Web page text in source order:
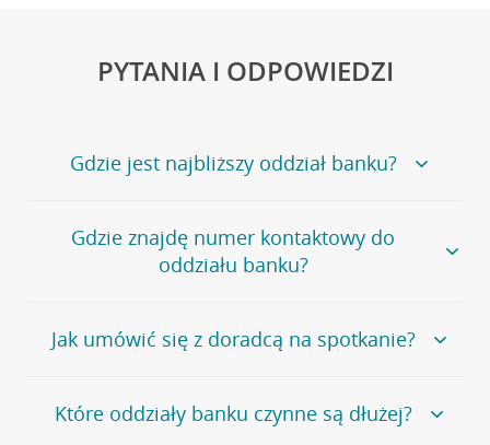
PYTANIA I ODPOWIEDZI
Gdzie jest najbliższy oddział banku?
Jeśli szukasz oddziału naszego banku, zapraszamy na
stronęPlacówki i bankomaty, na której znajduje się
wygodna wyszukiwarka.
oddziałów
Gdzie znajdę numer kontaktowy do
oddziału banku?
Bank Credit Agricole nie udostępnia ogólnego numeru
telefonu do placówki bankowej.
umówienia się z doradcą w placówce bankowej .
Jak umówić się z doradcą na spotkanie?
Jeśli jesteś już naszym
klientemmożeszsamodzielnieumówić się na spotkanie z
Które oddziały banku czynne są dłużej?